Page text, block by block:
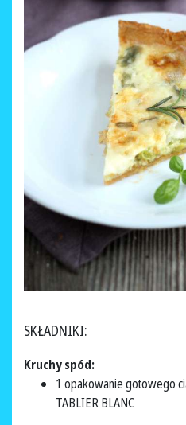
SKŁADNIKI:
Kruchy spód:
1 opakowanie gotowego
TABLIER BLANC